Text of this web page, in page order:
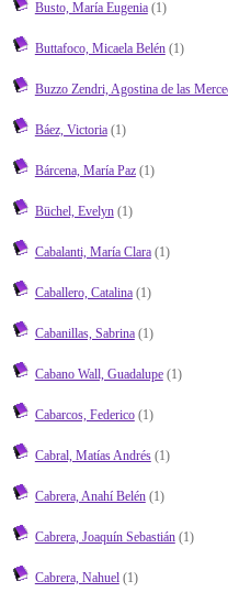
Busto, María Eugenia(1)
Buttafoco, Micaela Belén(1)
Buzzo Zendri, Agostina de las
Báez, Victoria(1)
Bárcena, María Paz(1)
Büchel, Evelyn(1)
Cabalanti, María Clara(1)
Caballero, Catalina(1)
Cabanillas, Sabrina(1)
Cabano Wall, Guadalupe(1)
Cabarcos, Federico(1)
Cabral, Matías Andrés(1)
Cabrera, Anahí Belén(1)
Cabrera, Joaquín Sebastián(1)
Cabrera, Nahuel(1)